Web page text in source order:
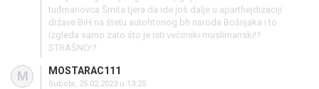
tuđmanovca Šmita tjera da ide još dalje u aparthejdizaciji
države BiH na štetu autohtonog bh naroda Bošnjaka i to
izgleda samo zato što je isti većinski muslimanski!?
STRAŠNO!?
M MOSTARAC111
Subota, 25.02.2023 u 13:25